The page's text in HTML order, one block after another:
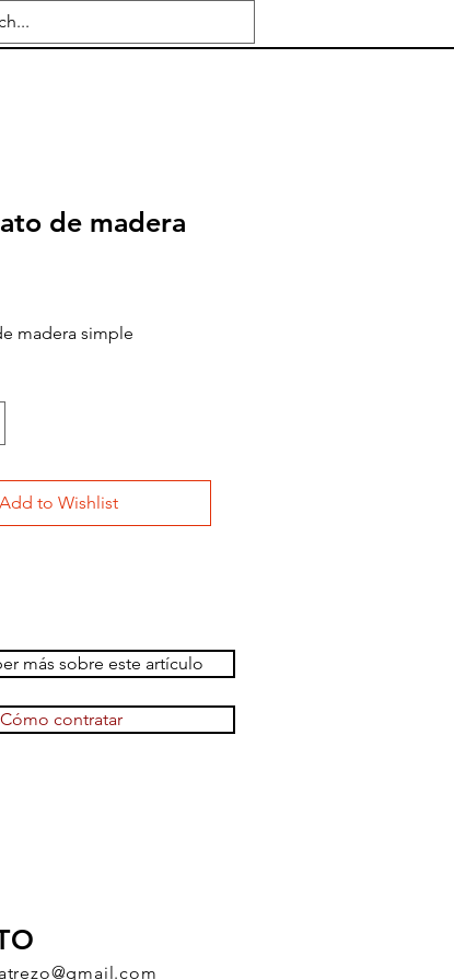
de madera
madera simple
Add to Wishlist
más sobre este artículo
Cómo contratar